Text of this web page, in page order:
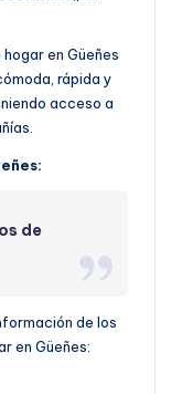
en Güeñes
rápida y
acceso a
de
de los
en Güeñes: